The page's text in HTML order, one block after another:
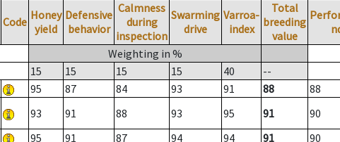
Code Honey
yield
Defensive
behavior
Calmness
during
inspection
Swarming
drive
Varroa-
index
Total
breeding
value
Weighting in %
15
15 15 15 40
--
95 87 84 93 91 88
88
93 91 88 93 95 91
90
95 91 87 94 94 91
90